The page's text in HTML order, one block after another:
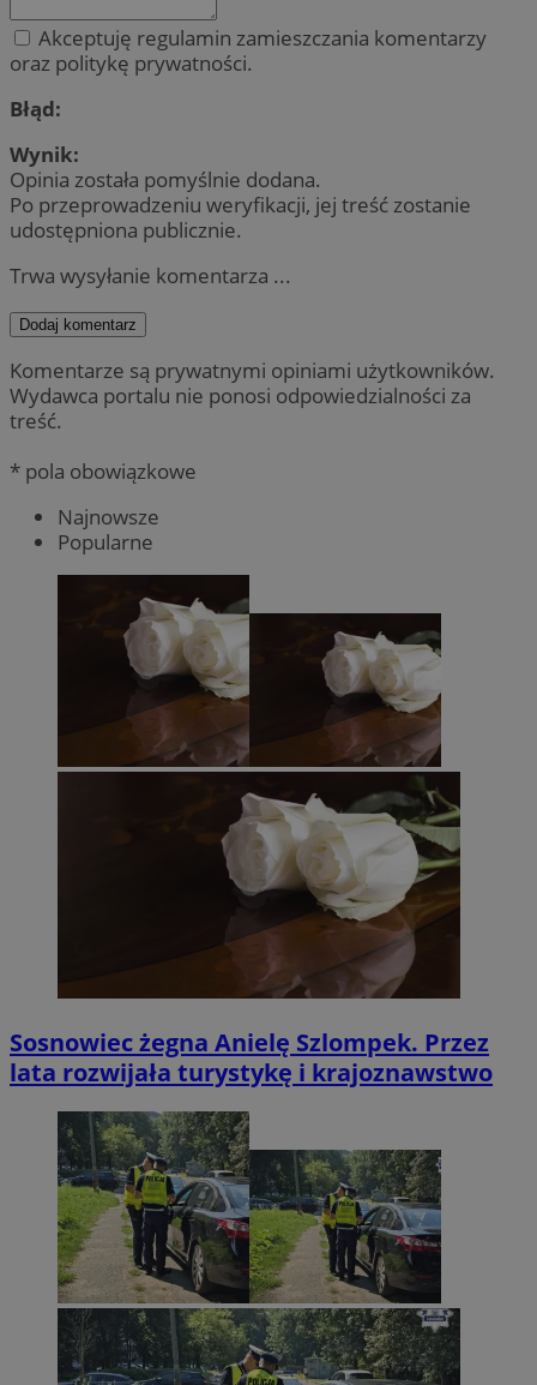
Akceptuję regulamin zamieszczania komentarzy
oraz politykę prywatności.
Błąd:
Wynik:
Opinia została pomyślnie dodana.
Po przeprowadzeniu weryfikacji, jej treść zostanie
udostępniona publicznie.
Trwa wysyłanie komentarza ...
Dodaj komentarz
Komentarze są prywatnymi opiniami użytkowników.
Wydawca portalu nie ponosi odpowiedzialności za
treść.
* pola obowiązkowe
Najnowsze
Popularne
Sosnowiec żegna Anielę Szlompek. Przez
lata rozwijała turystykę i krajoznawstwo